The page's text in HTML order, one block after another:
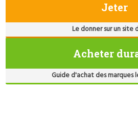
Jeter
Le donner sur un site
Acheter
Guide d'achat des marques